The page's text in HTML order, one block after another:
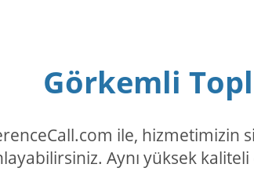
Görkemli
ile, hizmetimizin
Aynı yüksek